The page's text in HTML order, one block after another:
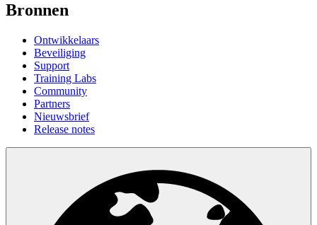
Bronnen
Ontwikkelaars
Beveiliging
Support
Training Labs
Community
Partners
Nieuwsbrief
Release notes